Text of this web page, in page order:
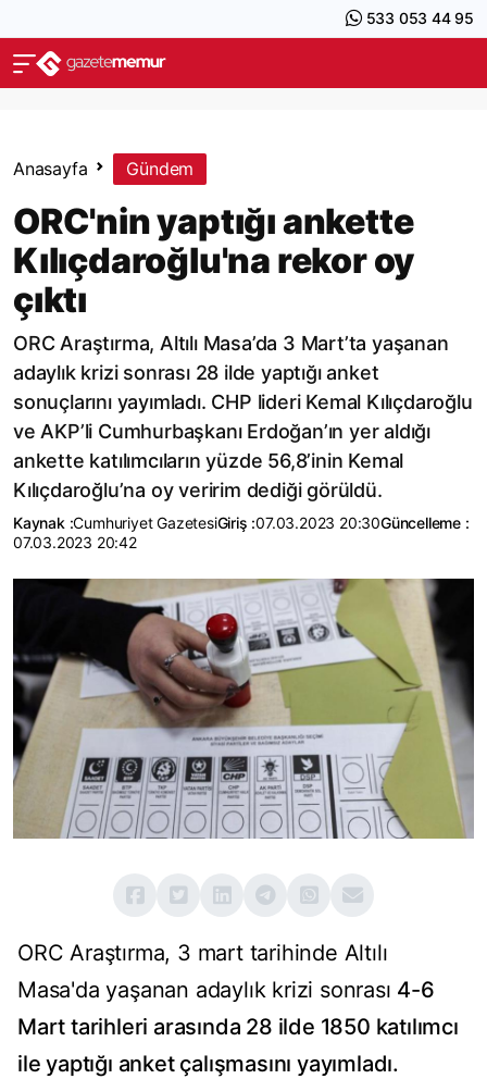
533 053 44 95
Anasayfa Gündem
ORC'nin yaptığı ankette
Kılıçdaroğlu'na rekor oy
çıktı
ORC Araştırma, Altılı Masa’da 3 Mart’ta yaşanan
adaylık krizi sonrası 28 ilde yaptığı anket
sonuçlarını yayımladı. CHP lideri Kemal Kılıçdaroğlu
ve AKP’li Cumhurbaşkanı Erdoğan’ın yer aldığı
ankette katılımcıların yüzde 56,8’inin Kemal
Kılıçdaroğlu’na oy veririm dediği görüldü.
Kaynak :Cumhuriyet GazetesiGiriş :07.03.2023 20:30Güncelleme :
07.03.2023 20:42
ORC Araştırma, 3 mart tarihinde Altılı
Masa'da yaşanan adaylık krizi sonrası 4-6
Mart tarihleri arasında 28 ilde 1850 katılımcı
ile yaptığı anket çalışmasını yayımladı.